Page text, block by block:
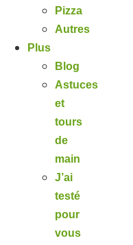
Pizza
Autres
Plus
Blog
Astuces
et
tours
de
main
J’ai
testé
pour
vous